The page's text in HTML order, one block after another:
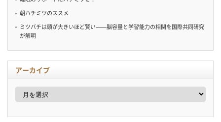
朝ハチミツのススメ
ミツバチは頭が大きいほど賢い——脳容量と学習能力の相関を国際共同研究
が解明
アーカイブ
ア
イ